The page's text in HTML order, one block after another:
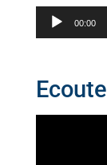
Lecteur
audio
00:00